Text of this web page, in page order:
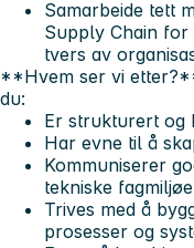
Samarbeide tett
Supply Chain
tvers av
**Hvem ser vi
du:
Er strukturert og
Har evne til å
Kommuniserer
tekniske
Trives med å
prosesser og